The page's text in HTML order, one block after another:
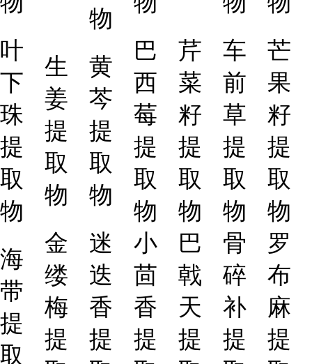
物
叶
下
珠
提
取
物
生
姜
提
取
物
黄
芩
提
取
物
巴
西
莓
提
取
物
芹
菜
籽
提
取
物
车
前
草
提
取
物
芒
果
籽
提
取
物
海
带
提
取
金
缕
梅
提
迷
迭
香
提
小
茴
香
提
巴
戟
天
提
骨
碎
补
提
罗
布
麻
提